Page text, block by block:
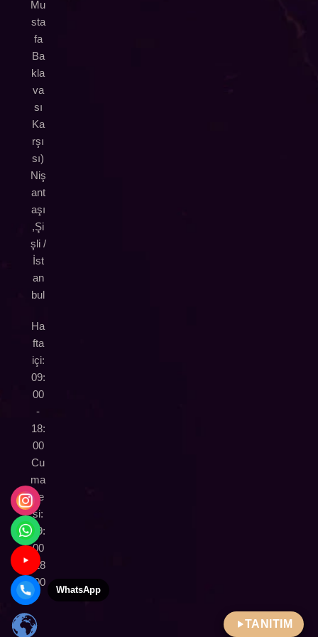
Mu
sta
fa
Ba
kla
va
sı
Ka
rşı
sı)
Niş
ant
aşı
,Şi
şli /
İst
an
bul
Ha
fta
içi:
09:
00
-
18:
00
Cu
ma
rte
si:
09:
00
-18
:00
Wha
TANITIM